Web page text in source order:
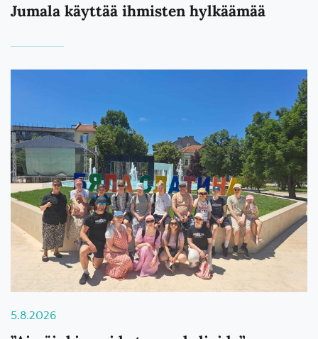
Jumala käyttää ihmisten hylkäämää
5.8.2026